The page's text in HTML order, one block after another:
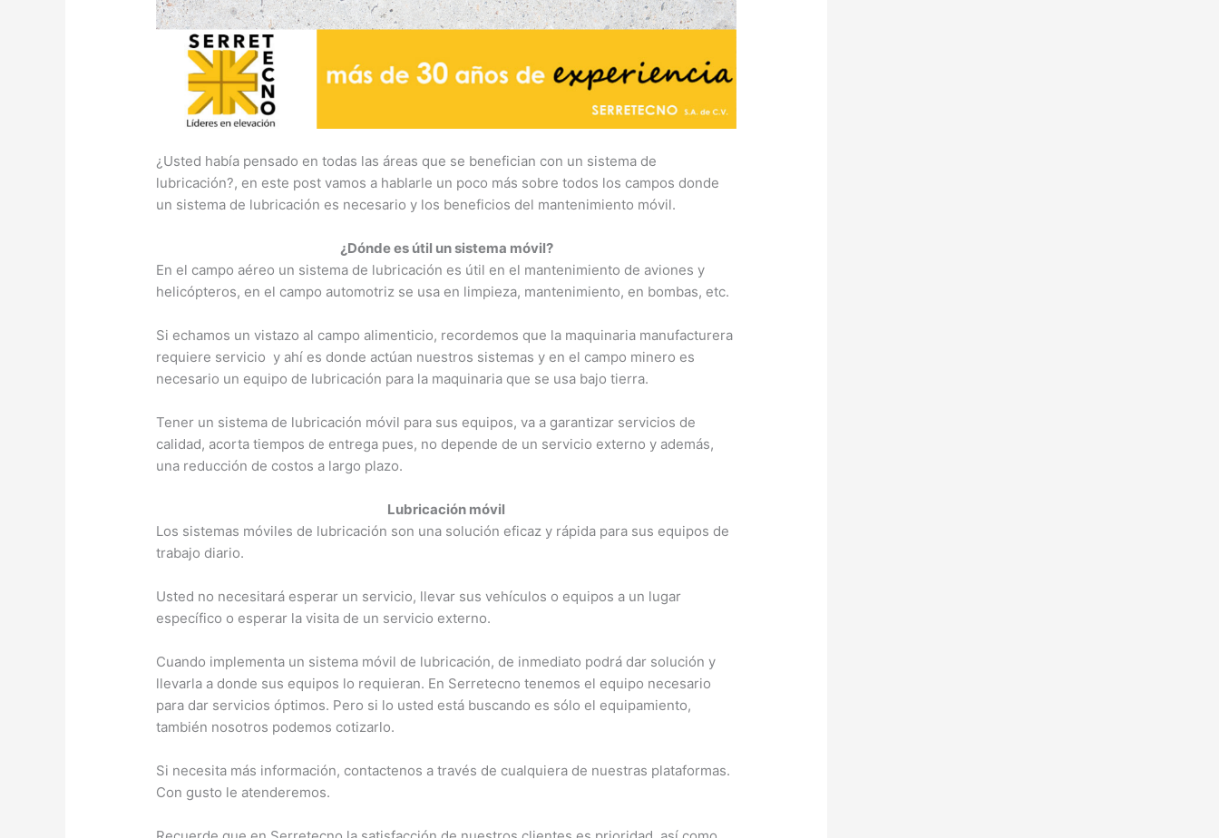
¿Usted había pensado en todas las áreas que se benefician con un sistema de
lubricación?, en este post vamos a hablarle un poco más sobre todos los campos donde
un sistema de lubricación es necesario y los beneficios del mantenimiento móvil.
¿Dónde es útil un sistema móvil?
En el campo aéreo un sistema de lubricación es útil en el mantenimiento de aviones y
helicópteros, en el campo automotriz se usa en limpieza, mantenimiento, en bombas, etc.
Si echamos un vistazo al campo alimenticio, recordemos que la maquinaria manufacturera
requiere servicio y ahí es donde actúan nuestros sistemas y en el campo minero es
necesario un equipo de lubricación para la maquinaria que se usa bajo tierra.
Tener un sistema de lubricación móvil para sus equipos, va a garantizar servicios de
calidad, acorta tiempos de entrega pues, no depende de un servicio externo y además,
una reducción de costos a largo plazo.
Lubricación móvil
Los sistemas móviles de lubricación son una solución eficaz y rápida para sus equipos de
trabajo diario.
Usted no necesitará esperar un servicio, llevar sus vehículos o equipos a un lugar
específico o esperar la visita de un servicio externo.
Cuando implementa un sistema móvil de lubricación, de inmediato podrá dar solución y
llevarla a donde sus equipos lo requieran. En Serretecno tenemos el equipo necesario
para dar servicios óptimos. Pero si lo usted está buscando es sólo el equipamiento,
también nosotros podemos cotizarlo.
Si necesita más información, contactenos a través de cualquiera de nuestras plataformas.
Con gusto le atenderemos.